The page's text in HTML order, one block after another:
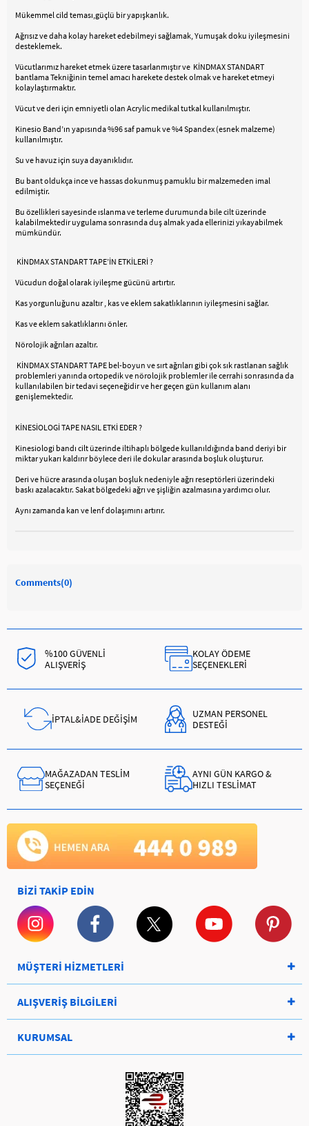
Mükemmel cild teması,güçlü bir yapışkanlık.
Ağrısız ve daha kolay hareket edebilmeyi sağlamak, Yumuşak doku iyileşmesini
desteklemek.
Vücutlarımız hareket etmek üzere tasarlanmıştır ve KİNDMAX STANDART
bantlama Tekniğinin temel amacı harekete destek olmak ve hareket etmeyi
kolaylaştırmaktır.
Vücut ve deri için emniyetli olan Acrylic medikal tutkal kullanılmıştır.
Kinesio Band’ın yapısında %96 saf pamuk ve %4 Spandex (esnek malzeme)
kullanılmıştır.
Su ve havuz için suya dayanıklıdır.
Bu bant oldukça ince ve hassas dokunmuş pamuklu bir malzemeden imal
edilmiştir.
Bu özellikleri sayesinde ıslanma ve terleme durumunda bile cilt üzerinde
kalabilmektedir uygulama sonrasında duş almak yada ellerinizi yıkayabilmek
mümkündür.
KİNDMAX STANDART TAPE’İN ETKİLERİ ?
Vücudun doğal olarak iyileşme gücünü artırtır.
Kas yorgunluğunu azaltır , kas ve eklem sakatlıklarının iyileşmesini sağlar.
Kas ve eklem sakatlıklarını önler.
Nörolojik ağrıları azaltır.
KİNDMAX STANDART TAPE bel-boyun ve sırt ağrıları gibi çok sık rastlanan sağlık
problemleri yanında ortopedik ve nörolojik problemler ile cerrahi sonrasında da
kullanılabilen bir tedavi seçeneğidir ve her geçen gün kullanım alanı
genişlemektedir.
KİNESİOLOGİ TAPE NASIL ETKİ EDER ?
Kinesiologi bandı cilt üzerinde iltihaplı bölgede kullanıldığında band deriyi bir
miktar yukarı kaldırır böylece deri ile dokular arasında boşluk oluşturur.
Deri ve hücre arasında oluşan boşluk nedeniyle ağrı reseptörleri üzerindeki
baskı azalacaktır. Sakat bölgedeki ağrı ve şişliğin azalmasına yardımcı olur.
Aynı zamanda kan ve lenf dolaşımını artırır.
Comments(0)
%100 GÜVENLİ
ALIŞVERİŞ
KOLAY ÖDEME
SEÇENEKLERİ
İPTAL&İADE DEĞİŞİM
UZMAN PERSONEL
DESTEĞİ
MAĞAZADAN TESLİM
SEÇENEĞİ
AYNI GÜN KARGO &
HIZLI TESLİMAT
BİZİ TAKİP EDİN
MÜŞTERİ HİZMETLERİ
ALIŞVERİŞ BİLGİLERİ
KURUMSAL